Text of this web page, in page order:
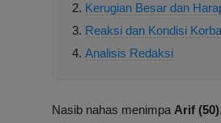
Kerugian Besar dan
Reaksi dan Kondisi
Analisis Redaksi
Nasib nahas menimpa Arif (50)